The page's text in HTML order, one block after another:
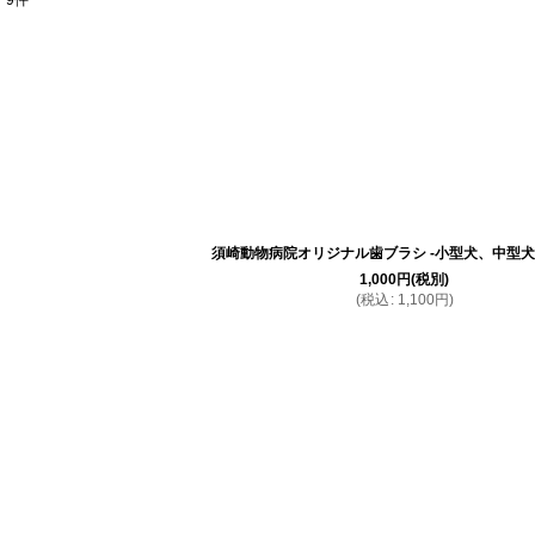
須崎動物病院オリジナル歯ブラシ -小型犬、中型
1,000円(税別)
(税込 : 1,100円)